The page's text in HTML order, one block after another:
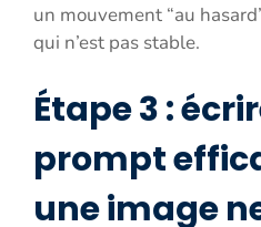
un mouvement “au
qui n’est pas stable.
Étape 3 :
prompt
une image